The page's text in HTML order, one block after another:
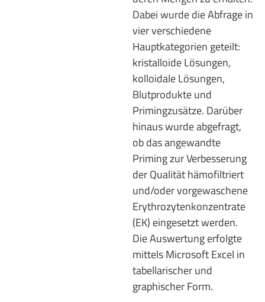
Dabei wurde die Abfrage in
vier verschiedene
Hauptkategorien geteilt:
kristalloide Lösungen,
kolloidale Lösungen,
Blutprodukte und
Primingzusätze. Darüber
hinaus wurde abgefragt,
ob das angewandte
Priming zur Verbesserung
der Qualität hämofiltriert
und/oder vorgewaschene
Erythrozytenkonzentrate
(EK) eingesetzt werden.
Die Auswertung erfolgte
mittels Microsoft Excel in
tabellarischer und
graphischer Form.